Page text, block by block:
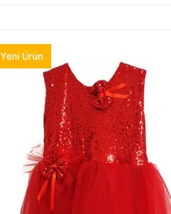
Yeni Ürün